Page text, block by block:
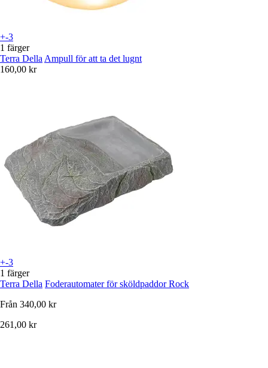
+-3
1 färger
Terra Della Ampull för att ta det lugnt
160,00 kr
+-3
1 färger
Terra Della Foderautomater för sköldpaddor Rock
Från 340,00 kr
261,00 kr